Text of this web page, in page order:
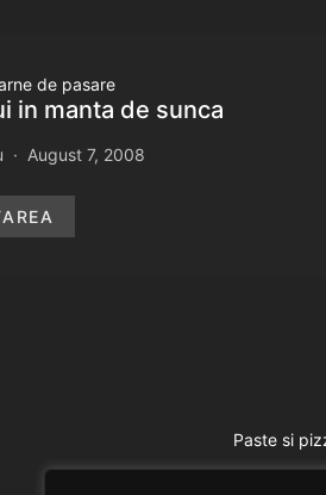
de pasare
in manta de sunca
August 7, 2008
Paste si